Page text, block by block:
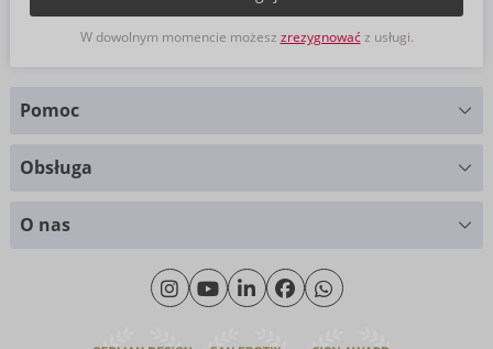
W dowolnym momencie możesz zrezygnowaćz usługi.
Pomoc
Poniedziałek - Czwartek: 09.00 - 16.00
Piątek: 09.00 - 15.00
Obsługa
O nas
O nas
Zrównoważony rozwój